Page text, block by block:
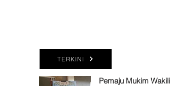
TERKINI
Pemaju Mukim Wakili